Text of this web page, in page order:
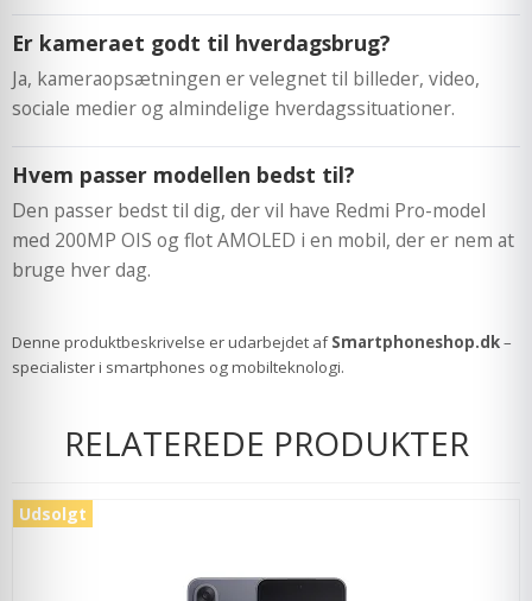
Er kameraet godt til hverdagsbrug?
Ja, kameraopsætningen er velegnet til billeder, video,
sociale medier og almindelige hverdagssituationer.
Hvem passer modellen bedst til?
Den passer bedst til dig, der vil have Redmi Pro-model
med 200MP OIS og flot AMOLED i en mobil, der er nem at
bruge hver dag.
Denne produktbeskrivelse er udarbejdet afSmartphoneshop.dk–
specialister i smartphones og mobilteknologi.
RELATEREDE PRODUKTER
Udsolgt